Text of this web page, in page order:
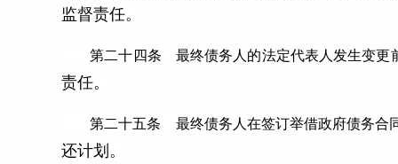
监督责任。
第二十四条 最终债务人的法定代表人发生变更
责任。
第二十五条 最终债务人在签订举借政府债务合
还计划。